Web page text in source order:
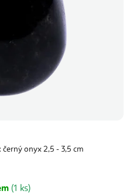
onyx 2,5 - 3,5 cm
(1 ks)